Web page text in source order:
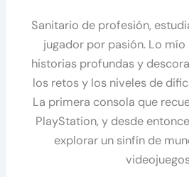
Sanitario de profesión,
jugador por pasión. Lo mío
historias profundas y
los retos y los niveles de
La primera consola que
PlayStation, y desde
explorar un sinfín de